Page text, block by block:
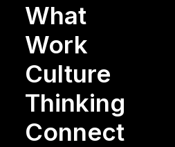
What
Work
Culture
Thinking
Connect